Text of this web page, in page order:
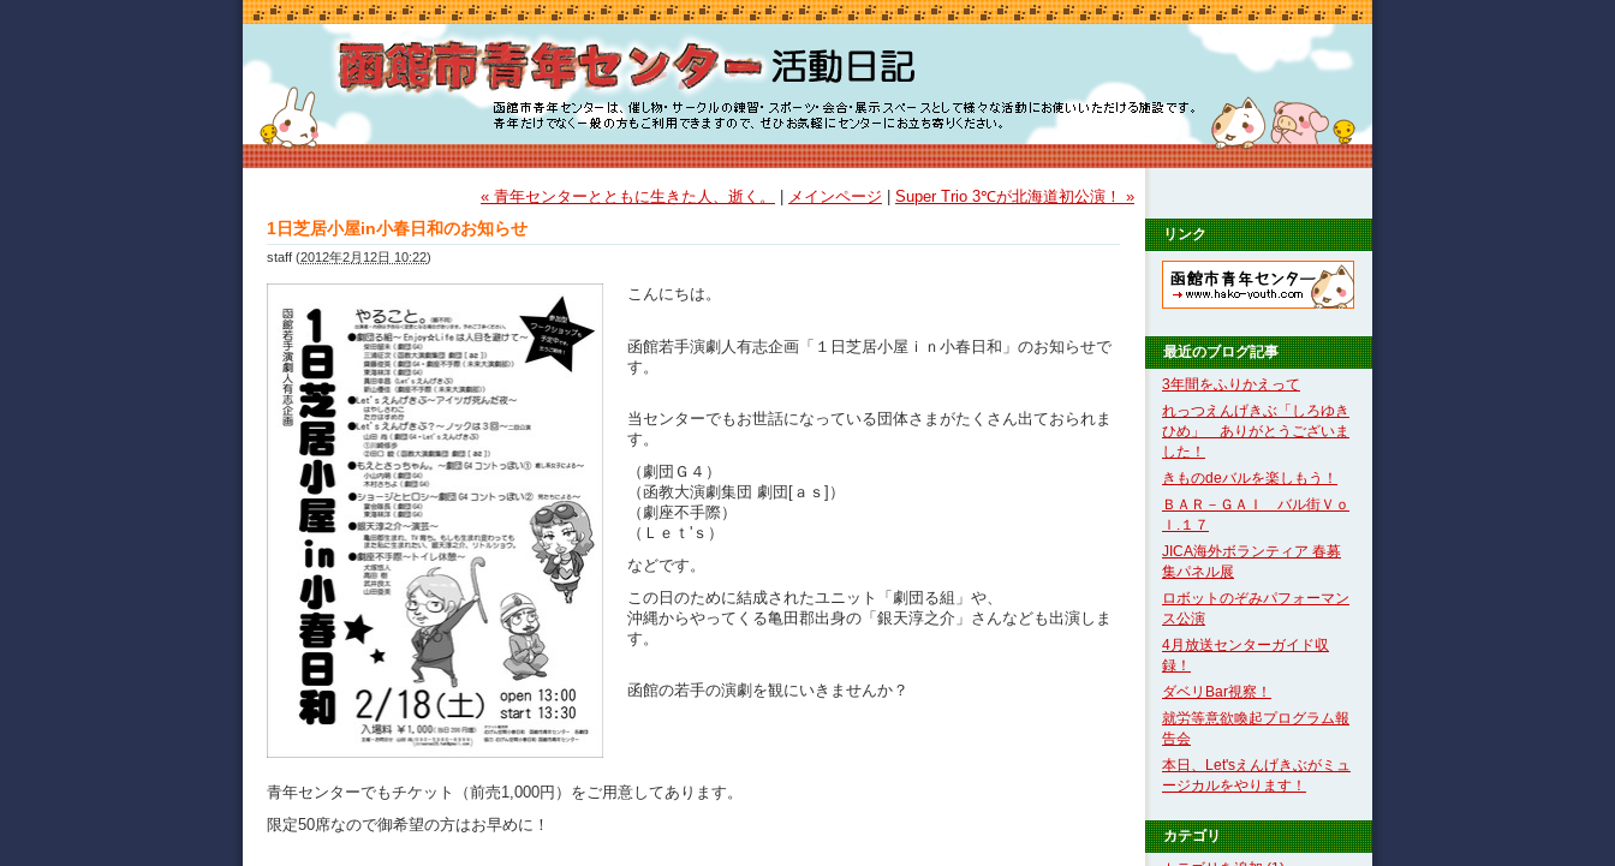
« 青年センターとともに生きた人、逝く。 メインページ Super Trio 3℃が北海道初公演！ »
1日芝居小屋in小春日和のお知らせ
staff (2012年2月12日 10:22)
こんにちは。
函館若手演劇人有志企画「１日芝居小屋ｉｎ小春日和」のお知らせで
す。
当センターでもお世話になっている団体さまがたくさん出ておられま
す。
（劇団Ｇ４）
（函教大演劇集団 劇団[ａｓ]）
（劇座不手際）
（Ｌｅｔ'ｓ）
などです。
この日のために結成されたユニット「劇団る組」や、
沖縄からやってくる亀田郡出身の「銀天淳之介」さんなども出演しま
す。
函館の若手の演劇を観にいきませんか？
青年センターでもチケット（前売1,000円）をご用意してあります。
限定50席なので御希望の方はお早めに！
リンク
最近のブログ記事
3年間をふりかえって
れっつえんげきぶ「しろゆき
ひめ」 ありがとうございま
した！
きものdeバルを楽しもう！
ＢＡＲ－ＧＡＩ バル街Ｖｏ
ｌ.１７
JICA海外ボランティア 春募
集パネル展
ロボットのぞみパフォーマン
ス公演
4月放送センターガイド収
録！
ダベリBar視察！
就労等意欲喚起プログラム報
告会
本日、Let'sえんげきぶがミュ
ージカルをやります！
カテゴリ